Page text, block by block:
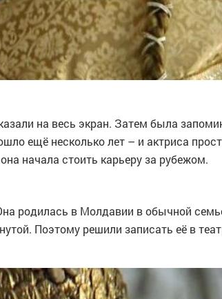
на весь экран. Затем была
ещё несколько лет – и актриса
начала стоить карьеру за рубежом.
родилась в Молдавии в обычной
Поэтому решили записать её в